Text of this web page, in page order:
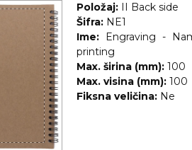
Položaj: II Back side
Šifra: NE1
Ime:
Engraving -
printing
Max. širina (mm): 100
Max. visina (mm): 100
Fiksna veličina: Ne